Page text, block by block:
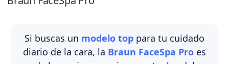
Si buscas un modelo top para tu cuidado
diario de la cara, la Braun FaceSpa Pro es